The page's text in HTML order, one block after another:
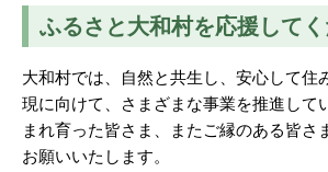
ふるさと大和村を応援して
大和村では、自然と共生し、安心して住
現に向けて、さまざまな事業を推進して
まれ育った皆さま、またご縁のある皆さ
お願いいたします。